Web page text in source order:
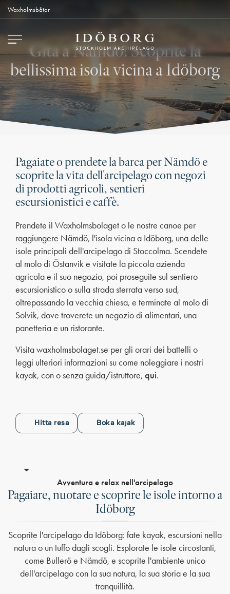
Waxholmsbåtar
Gita a Nämdö! Scoprite la
bellissima isola vicina a Idöborg
Pagaiate o prendete la barca per Nämdö e
scoprite la vita dell'arcipelago con negozi
di prodotti agricoli, sentieri
escursionistici e caffè.
Prendete il Waxholmsbolaget o le nostre canoe per
raggiungere Nämdö, l'isola vicina a Idöborg, una delle
isole principali dell'arcipelago di Stoccolma. Scendete
al molo di Östanvik e visitate la piccola azienda
agricola e il suo negozio, poi proseguite sul sentiero
escursionistico o sulla strada sterrata verso sud,
oltrepassando la vecchia chiesa, e terminate al molo di
Solvik, dove troverete un negozio di alimentari, una
panetteria e un ristorante.
Visita waxholmsbolaget.se per gli orari dei battelli o
leggi ulteriori informazioni su come noleggiare i nostri
kayak, con o senza guida/istruttore, qui.
Hitta resa Boka kajak
Avventura e relax nell'arcipelago
Pagaiare, nuotare e scoprire le isole intorno a
Idöborg
Scoprite l'arcipelago da Idöborg: fate kayak, escursioni nella
natura o un tuffo dagli scogli. Esplorate le isole circostanti,
come Bullerö e Nämdö, e scoprite l'ambiente unico
dell'arcipelago con la sua natura, la sua storia e la sua
tranquillità.